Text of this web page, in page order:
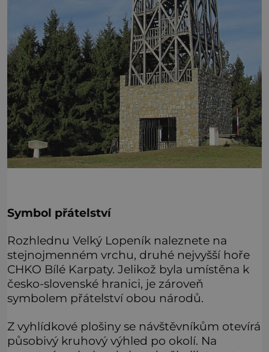
Symbol přátelství
Rozhlednu Velký Lopeník naleznete na
stejnojmenném vrchu, druhé nejvyšší hoře
CHKO Bílé Karpaty. Jelikož byla umístěna k
česko-slovenské hranici, je zároveň
symbolem přátelství obou národů.
Z vyhlídkové plošiny se návštěvníkům otevírá
působivý kruhový výhled po okolí. Na